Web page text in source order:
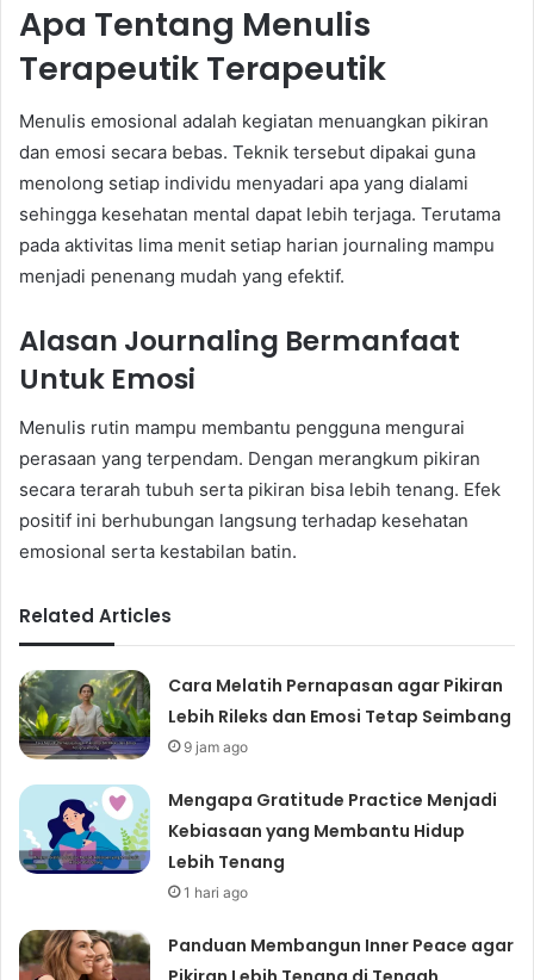
Apa Tentang Menulis
Terapeutik Terapeutik
Menulis emosional adalah kegiatan menuangkan pikiran
dan emosi secara bebas. Teknik tersebut dipakai guna
menolong setiap individu menyadari apa yang dialami
sehingga kesehatan mental dapat lebih terjaga. Terutama
pada aktivitas lima menit setiap harian journaling mampu
menjadi penenang mudah yang efektif.
Alasan Journaling Bermanfaat
Untuk Emosi
Menulis rutin mampu membantu pengguna mengurai
perasaan yang terpendam. Dengan merangkum pikiran
secara terarah tubuh serta pikiran bisa lebih tenang. Efek
positif ini berhubungan langsung terhadap kesehatan
emosional serta kestabilan batin.
Related Articles
Cara Melatih Pernapasan agar Pikiran
Lebih Rileks dan Emosi Tetap Seimbang
9 jam ago
Mengapa Gratitude Practice Menjadi
Kebiasaan yang Membantu Hidup
Lebih Tenang
1 hari ago
Panduan Membangun Inner Peace agar